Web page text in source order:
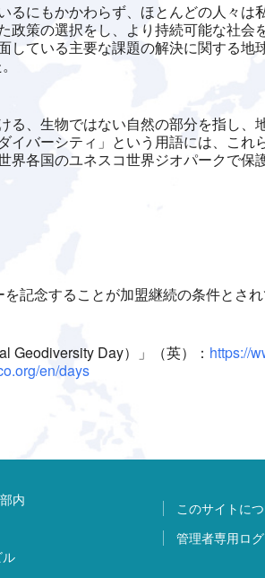
にもかかわらず、ほとんどの人々
策の選択をし、より持続可能な社
ている主要な課題の解決に関する
、生物ではない自然の部分を指し
バーシティ」という用語には、こ
各国のユネスコ世界ジオパークで保
記念することが加盟継続の条件とさ
Geodiversity Day）」（英）： https://
en/days
内
このサイトに
管理者専用ロ